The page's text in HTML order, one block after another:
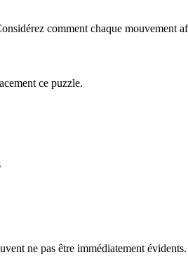
comment chaque mouvement
ce puzzle.
ne pas être immédiatement évidents.